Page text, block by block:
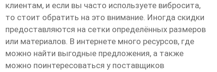
клиентам, и если вы часто используете вибросита,
то стоит обратить на это внимание. Иногда скидки
предоставляются на сетки определённых размеров
или материалов. В интернете много ресурсов, где
можно найти выгодные предложения, а также
можно поинтересоваться у поставщиков